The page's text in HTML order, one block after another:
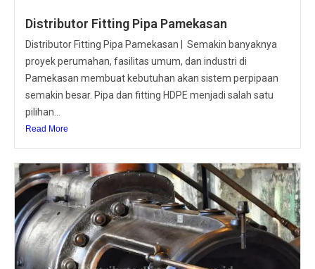
Distributor Fitting Pipa Pamekasan
Distributor Fitting Pipa Pamekasan | Semakin banyaknya
proyek perumahan, fasilitas umum, dan industri di
Pamekasan membuat kebutuhan akan sistem perpipaan
semakin besar. Pipa dan fitting HDPE menjadi salah satu
pilihan...
Read More